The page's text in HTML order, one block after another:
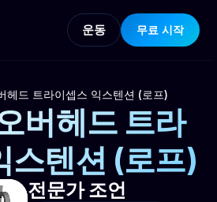
운동 무료 시작
헤드 트라이셉스 익스텐션 (로프)
버헤드 트라
스텐션 (로프)
전문가 조언